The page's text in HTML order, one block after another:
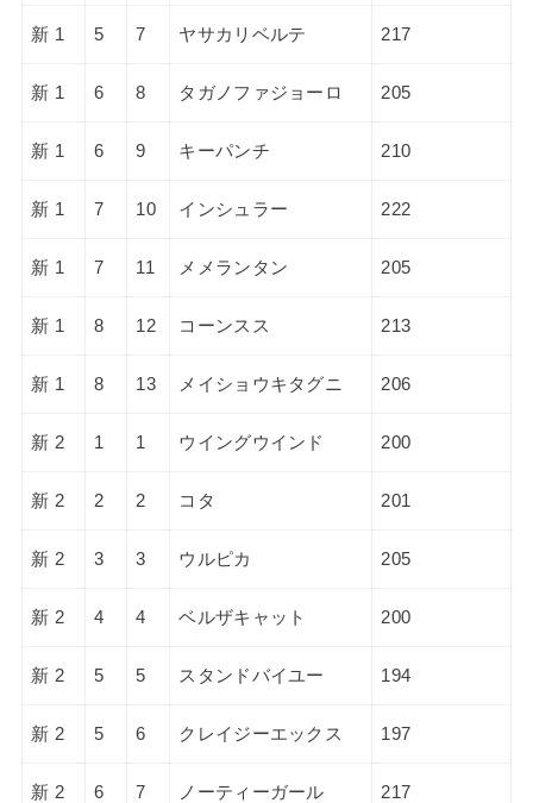
新 1 5 7 ヤサカリベルテ 217
新 1 6 8 タガノファジョーロ 205
新 1 6 9 キーパンチ 210
新 1 7 10 インシュラー 222
新 1 7 11 メメランタン 205
新 1 8 12 コーンスス 213
新 1 8 13 メイショウキタグニ 206
新 2 1 1 ウイングウインド 200
新 2 2 2 コタ 201
新 2 3 3 ウルピカ 205
新 2 4 4 ベルザキャット 200
新 2 5 5 スタンドバイユー 194
新 2 5 6 クレイジーエックス 197
新 2 6 7 ノーティーガール 217